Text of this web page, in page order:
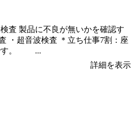
製品に不良が無いかを確認す
・超音波検査 ＊立ち仕事7割：座
です。 ...
詳細を表示